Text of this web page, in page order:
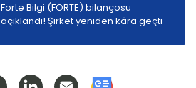
Forte Bilgi (FORTE) bilançosu
açıklandı! Şirket yeniden kâra geçti